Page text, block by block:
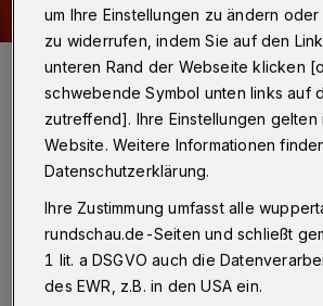
Der Verwaltungsratsvorsitzende Dirk Polick.
Foto: Dirk Freund
„Es wird noch ein paar Tage
Rahmen der Feinabstimmung
Kleinigkeiten zu klären sind“,
um Ihre Einstellungen zu ändern oder
zu widerrufen, indem Sie auf den
unteren Rand der Webseite klicken
schwebende Symbol unten links auf
zutreffend]. Ihre Einstellungen gelten
Website. Weitere Informationen
Datenschutzerklärung.
Ihre Zustimmung umfasst alle
rundschau.de-Seiten und schließt
1 lit. a DSGVO auch die
des EWR, z.B. in den USA ein.